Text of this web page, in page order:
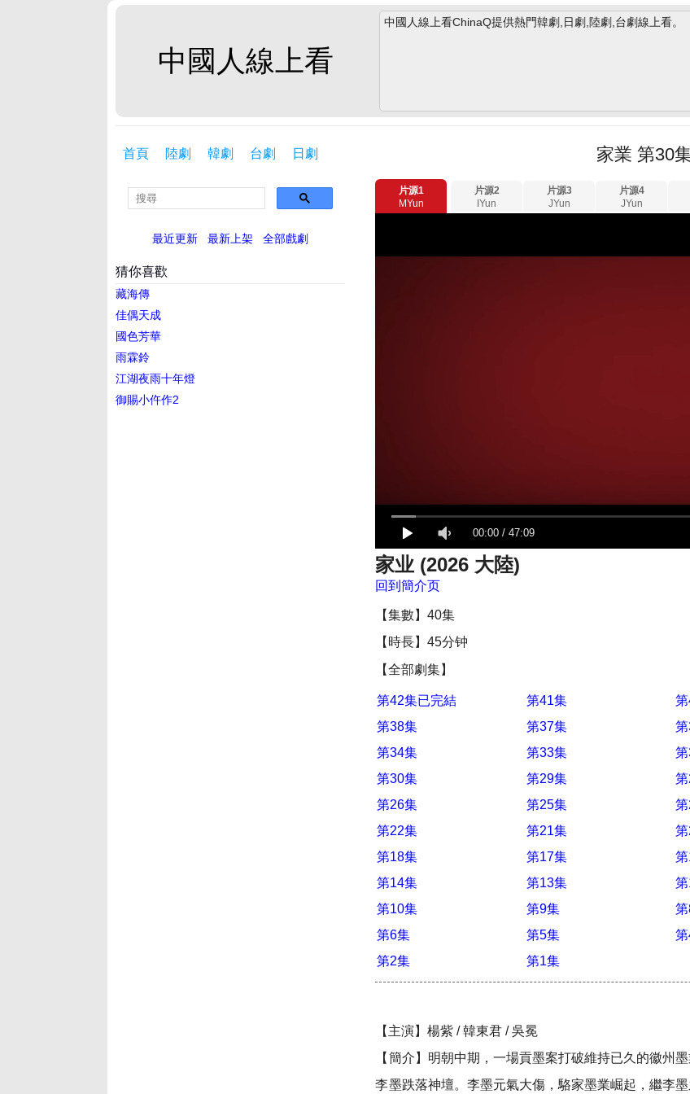
中國人線上看
中國人線上看ChinaQ提供熱門韓劇,日劇,陸劇,台劇線上看。
首頁 陸劇 韓劇 台劇 日劇
最近更新 最新上架 全部戲劇
家業 第30
片源1
MYun
片源2
IYun
片源3
JYun
片源4
JYun
00:00 /47:09
家业 (2026 大陸)
回到簡介页
【集數】40集
【時長】45分钟
【全部劇集】
第42集已完結 第41集
第38集
第37集
第34集
第33集
第30集
第29集
第26集
第25集
第22集
第21集
第18集
第17集
第14集
第13集
第10集
第9集
第6集
第5集
第2集
第1集
【主演】楊紫 / 韓東君 / 吳冕
【簡介】明朝中期，一場貢墨案打破維持已久的徽州
李墨跌落神壇。李墨元氣大傷，駱家墨業崛起，繼李
猜你喜歡
藏海傳
佳偶天成
國色芳華
雨霖鈴
江湖夜雨十年燈
御賜小仵作2